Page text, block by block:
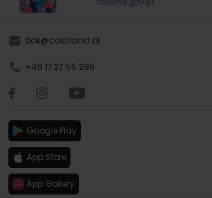
bok@colorland.pl
+48 17 27 55 299
Google Play
App Store
App Gallery